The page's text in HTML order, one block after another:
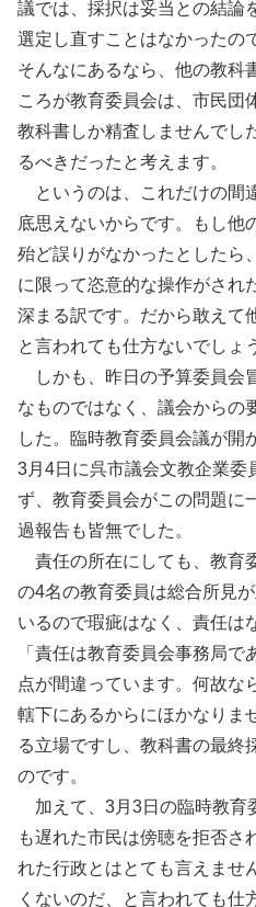
議では、採択は妥当との結論
選定し直すことはなかったの
そんなにあるなら、他の教科
ころが教育委員会は、市民団
教科書しか精査しませんでし
るべきだったと考えます。
というのは、これだけの間
底思えないからです。もし他
殆ど誤りがなかったとしたら
に限って恣意的な操作がされ
深まる訳です。だから敢えて
と言われても仕方ないでしょ
しかも、昨日の予算委員会
なものではなく、議会からの
した。臨時教育委員会議が開
3月4日に呉市議会文教企業委
ず、教育委員会がこの問題に
過報告も皆無でした。
責任の所在にしても、教育
の4名の教育委員は総合所見
いるので瑕疵はなく、責任は
「責任は教育委員会事務局
点が間違っています。何故な
轄下にあるからにほかなりま
る立場ですし、教科書の最終
のです。
加えて、3月3日の臨時教育
も遅れた市民は傍聴を拒否さ
れた行政とはとても言えませ
くないのだ、と言われても仕